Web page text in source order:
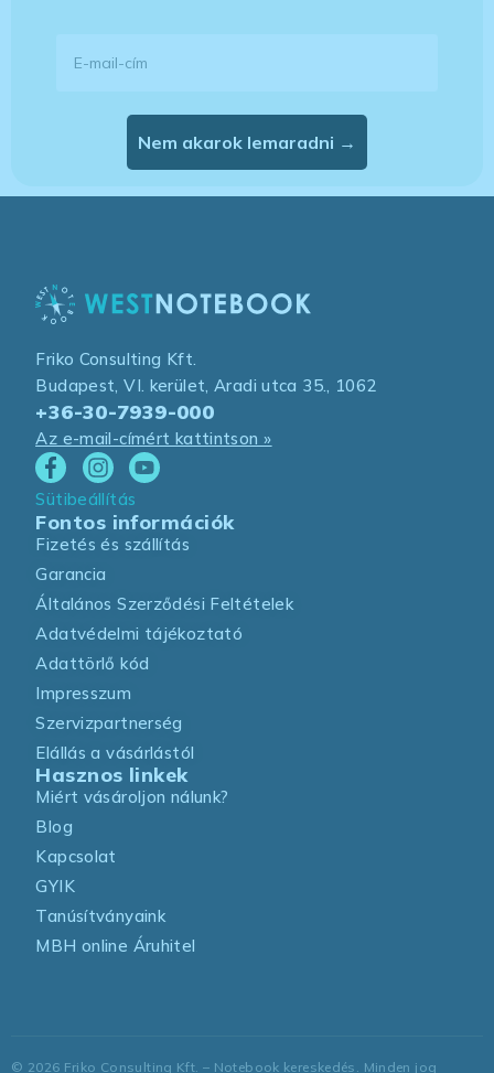
Nem akarok lemaradni →
Friko Consulting Kft.
Budapest, VI. kerület, Aradi utca 35., 1062
+36-30-7939-000
Az e-mail-címért kattintson »
Sütibeállítás
Fontos információk
Fizetés és szállítás
Garancia
Általános Szerződési Feltételek
Adatvédelmi tájékoztató
Adattörlő kód
Impresszum
Szervizpartnerség
Elállás a vásárlástól
Hasznos linkek
Miért vásároljon nálunk?
Blog
Kapcsolat
GYIK
Tanúsítványaink
MBH online Áruhitel
© 2026 Friko Consulting Kft. – Notebook kereskedés. Minden jog